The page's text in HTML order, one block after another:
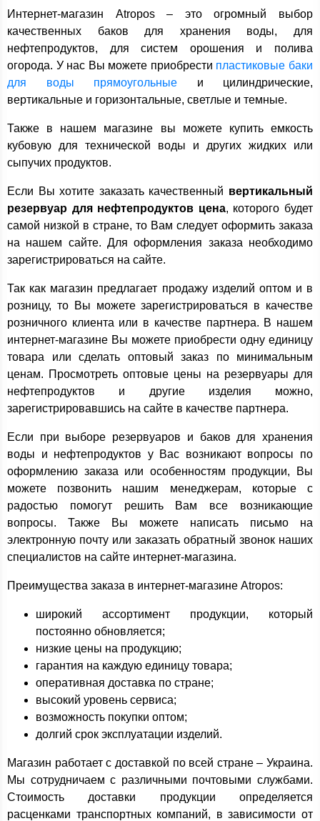
Интернет-магазин Atropos – это огромный выбор
качественных баков для хранения воды, для
нефтепродуктов, для систем орошения и полива
огорода. У нас Вы можете приобрести пластиковые баки
для воды прямоугольные и цилиндрические,
вертикальные и горизонтальные, светлые и темные.
Также в нашем магазине вы можете купить емкость
кубовую для технической воды и других жидких или
сыпучих продуктов.
Если Вы хотите заказать качественный вертикальный
резервуар для нефтепродуктов цена, которого будет
самой низкой в стране, то Вам следует оформить заказа
на нашем сайте. Для оформления заказа необходимо
зарегистрироваться на сайте.
Так как магазин предлагает продажу изделий оптом и в
розницу, то Вы можете зарегистрироваться в качестве
розничного клиента или в качестве партнера. В нашем
интернет-магазине Вы можете приобрести одну единицу
товара или сделать оптовый заказ по минимальным
ценам. Просмотреть оптовые цены на резервуары для
нефтепродуктов и другие изделия можно,
зарегистрировавшись на сайте в качестве партнера.
Если при выборе резервуаров и баков для хранения
воды и нефтепродуктов у Вас возникают вопросы по
оформлению заказа или особенностям продукции, Вы
можете позвонить нашим менеджерам, которые с
радостью помогут решить Вам все возникающие
вопросы. Также Вы можете написать письмо на
электронную почту или заказать обратный звонок наших
специалистов на сайте интернет-магазина.
Преимущества заказа в интернет-магазине Atropos:
широкий ассортимент продукции, который
постоянно обновляется;
низкие цены на продукцию;
гарантия на каждую единицу товара;
оперативная доставка по стране;
высокий уровень сервиса;
возможность покупки оптом;
долгий срок эксплуатации изделий.
Магазин работает с доставкой по всей стране – Украина.
Мы сотрудничаем с различными почтовыми службами.
Стоимость доставки продукции определяется
расценками транспортных компаний, в зависимости от